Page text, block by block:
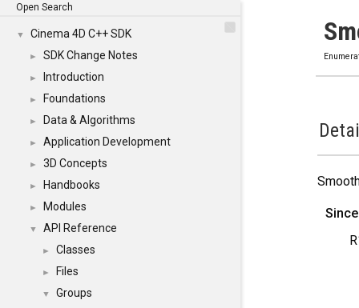
Open Search
▼ Cinema 4D C++ SDK
► SDK Change Notes
► Introduction
► Foundations
► Data & Algorithms
► Application Development
► 3D Concepts
► Handbooks
► Modules
▼ API Reference
► Classes
► Files
▼
Groups
Since